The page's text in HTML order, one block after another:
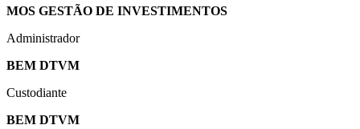
MOS GESTÃO DE INVESTIMENTOS
Administrador
BEM DTVM
Custodiante
BEM DTVM